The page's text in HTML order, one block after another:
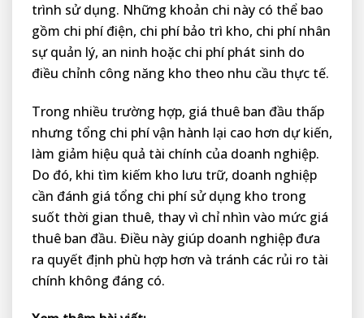
trình sử dụng. Những khoản chi này có thể bao
gồm chi phí điện, chi phí bảo trì kho, chi phí nhân
sự quản lý, an ninh hoặc chi phí phát sinh do
điều chỉnh công năng kho theo nhu cầu thực tế.
Trong nhiều trường hợp, giá thuê ban đầu thấp
nhưng tổng chi phí vận hành lại cao hơn dự kiến,
làm giảm hiệu quả tài chính của doanh nghiệp.
Do đó, khi tìm kiếm kho lưu trữ, doanh nghiệp
cần đánh giá tổng chi phí sử dụng kho trong
suốt thời gian thuê, thay vì chỉ nhìn vào mức giá
thuê ban đầu. Điều này giúp doanh nghiệp đưa
ra quyết định phù hợp hơn và tránh các rủi ro tài
chính không đáng có.